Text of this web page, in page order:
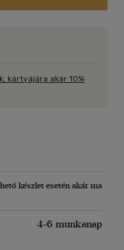
kártyájára akár 10%
készlet esetén akár ma
4-6 munkanap